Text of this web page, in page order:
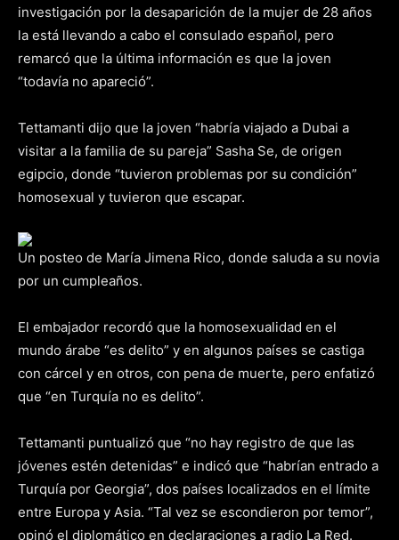
investigación por la desaparición de la mujer de 28 años
la está llevando a cabo el consulado español, pero
remarcó que la última información es que la joven
“todavía no apareció”.
Tettamanti dijo que la joven “habría viajado a Dubai a
visitar a la familia de su pareja” Sasha Se, de origen
egipcio, donde “tuvieron problemas por su condición”
homosexual y tuvieron que escapar.
Un posteo de María Jimena Rico, donde saluda a su novia
por un cumpleaños.
El embajador recordó que la homosexualidad en el
mundo árabe “es delito” y en algunos países se castiga
con cárcel y en otros, con pena de muerte, pero enfatizó
que “en Turquía no es delito”.
Tettamanti puntualizó que “no hay registro de que las
jóvenes estén detenidas” e indicó que “habrían entrado a
Turquía por Georgia”, dos países localizados en el límite
entre Europa y Asia. “Tal vez se escondieron por temor”,
opinó el diplomático en declaraciones a radio La Red.